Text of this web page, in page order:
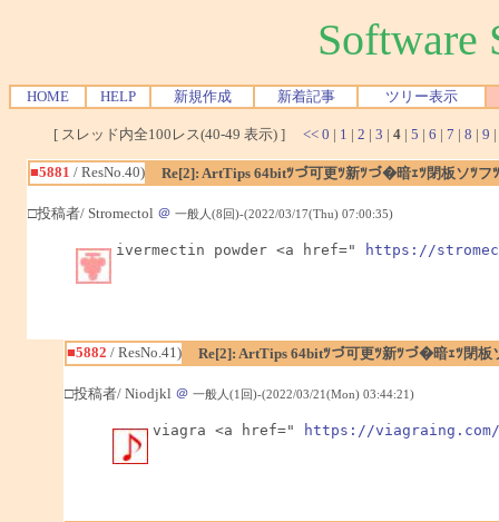
Software
HOME HELP 新規作成 新着記事 ツリー表示
[ スレッド内全100レス(40-49 表示) ] << 0 | 1 | 2 | 3 | 4 | 5 | 6 | 7 | 8 | 9 |
■5881 / ResNo.40) Re[2]: ArtTips 64bitﾂづ可更ﾂ新ﾂづ�暗ｪﾂ閉板ソﾂ
□投稿者/ Stromectol ＠ 一般人(8回)-(2022/03/17(Thu) 07:00:35)
ivermectin powder <a href=" https://
■5882 / ResNo.41) Re[2]: ArtTips 64bitﾂづ可更ﾂ新ﾂづ�暗ｪﾂ閉
□投稿者/ Niodjkl ＠ 一般人(1回)-(2022/03/21(Mon) 03:44:21)
viagra <a href=" https://